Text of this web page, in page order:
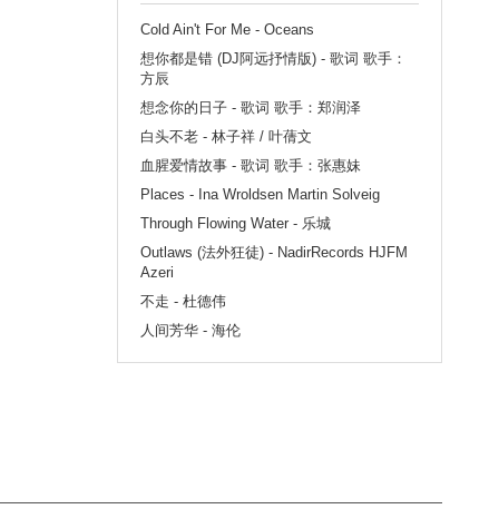
Cold Ain't For Me - Oceans
想你都是错 (DJ阿远抒情版) - 歌词 歌手：
方辰
想念你的日子 - 歌词 歌手：郑润泽
白头不老 - 林子祥 / 叶蒨文
血腥爱情故事 - 歌词 歌手：张惠妹
Places - Ina Wroldsen Martin Solveig
Through Flowing Water - 乐城
Outlaws (法外狂徒) - NadirRecords HJFM
Azeri
不走 - 杜德伟
人间芳华 - 海伦